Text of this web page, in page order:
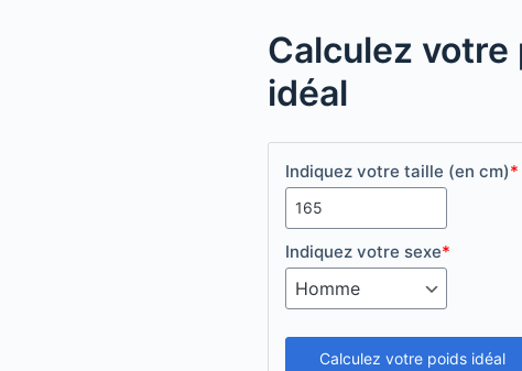
Calculez votre
idéal
Indiquez votre taille (en cm)*
Indiquez votre sexe*
Calculez votre poids idéal